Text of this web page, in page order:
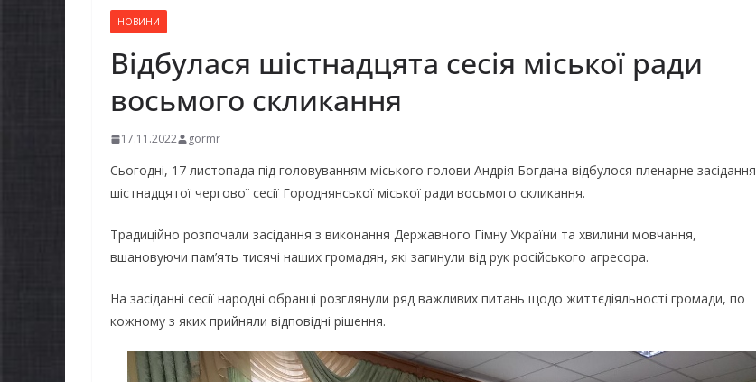
НОВИНИ
Відбулася шістнадцята сесія міської ради
восьмого скликання
17.11.2022 gormr
Сьогодні, 17 листопада під головуванням міського голови Андрія Богдана відбулося пленарне засідання
шістнадцятої чергової сесії Городнянської міської ради восьмого скликання.
Традиційно розпочали засідання з виконання Державного Гімну України та хвилини мовчання,
вшановуючи пам’ять тисячі наших громадян, які загинули від рук російського агресора.
На засіданні сесії народні обранці розглянули ряд важливих питань щодо життєдіяльності громади, по
кожному з яких прийняли відповідні рішення.